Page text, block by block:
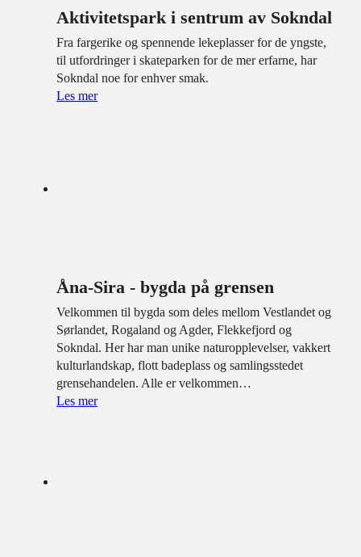
Aktivitetspark i sentrum av Sokndal
Fra fargerike og spennende lekeplasser for de yngste,
til utfordringer i skateparken for de mer erfarne, har
Sokndal noe for enhver smak.
Les mer
Åna-Sira - bygda på grensen
Velkommen til bygda som deles mellom Vestlandet og
Sørlandet, Rogaland og Agder, Flekkefjord og
Sokndal. Her har man unike naturopplevelser, vakkert
kulturlandskap, flott badeplass og samlingsstedet
grensehandelen. Alle er velkommen…
Les mer